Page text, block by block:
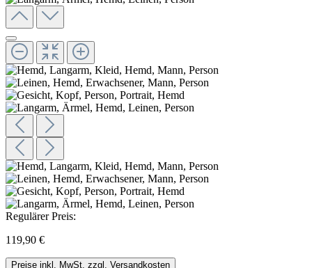
Regulärer Preis:
119,90 €
Preise inkl. MwSt. zzgl. Versandkosten